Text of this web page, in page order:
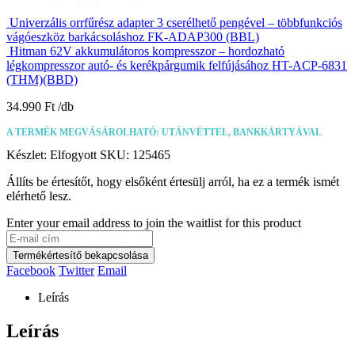
Univerzális orrfűrész adapter 3 cserélhető pengével – többfunkciós
vágóeszköz barkácsoláshoz FK-ADAP300 (BBL)
Hitman 62V akkumulátoros kompresszor – hordozható
légkompresszor autó- és kerékpárgumik felfújásához HT-ACP-6831
(THM)(BBD)
34.990 Ft
A TERMÉK MEGVÁSÁROLHATÓ: UTÁNVÉTTEL, BANKKÁRTYÁVAL
Készlet: Elfogyott SKU: 125465
Állíts be értesítőt, hogy elsőként értesülj arról, ha ez a termék ismét
elérhető lesz.
Enter your email address to join the waitlist for this product
Termékértesítő bekapcsolása
Facebook Twitter Email
Leírás
Leírás